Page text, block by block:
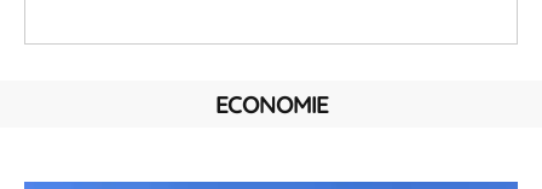
ECONOMIE